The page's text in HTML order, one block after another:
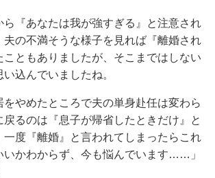
ら『あなたは我が強すぎる』と注意され
夫の不満そうな様子を見れば『離婚され
こともありましたが、そこまではしない
込んでいましたね。
やめたところで夫の単身赴任は変わら
戻るのは『息子が帰省したときだけ』と
一度『離婚』と言われてしまったらこれ
いかわからず、今も悩んでいます……」